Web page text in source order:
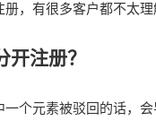
，有很多客户都不太
注册？
个元素被驳回的话，